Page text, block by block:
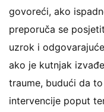
govoreći, ako
preporuča se
uzrok i
ako je kutnjak
traume, budući da
intervencije poput